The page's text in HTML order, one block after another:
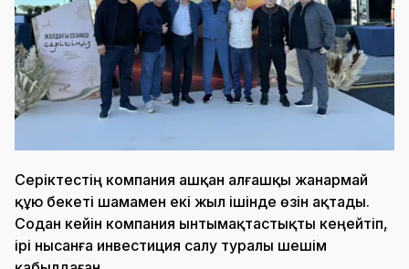
Серіктестің компания ашқан алғашқы жанармай
құю бекеті шамамен екі жыл ішінде өзін ақтады.
Содан кейін компания ынтымақтастықты кеңейтіп,
ірі нысанға инвестиция салу туралы шешім